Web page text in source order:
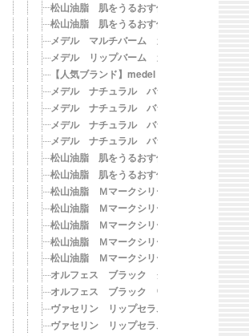
松山油脂 肌をうるおす保湿乳液 詰替
松山油脂 肌をうるおす保湿トライアル
メデル マルチバーム カモミールブレンドア
メデル リップバーム カモミールブレンドア
【人気ブランド】medel（メデル） バランサ
メデル ナチュラル バランサー クレンジン
メデル ナチュラル バランサー フェイスウ
メデル ナチュラル バランサー フェイスロ
メデル ナチュラル バランサー フェイスミ
松山油脂 肌をうるおす保湿クレンジング
松山油脂 肌をうるおす保湿リムーバー
松山油脂 Ｍマークシリーズ アミノ酸あわ洗
松山油脂 Ｍマークシリーズ アミノ酸あわ
松山油脂 Ｍマークシリーズ アミノ酸日焼
松山油脂 Ｍマークシリーズ アミノ酸日焼
松山油脂 Ｍマークシリーズ アミノ酸スキン
オルフェス ブラック クレンジングジェル
オルフェス ブラック ウォッシングフォーム
ヴァセリン リップセラム クリア
ヴァセリン リップセラム ベビーピンク